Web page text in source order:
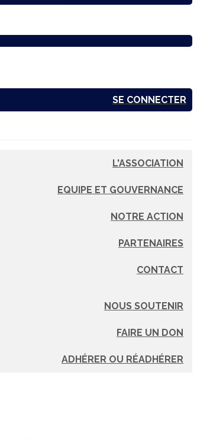
SE CONNECTER
L'ASSOCIATION
EQUIPE ET GOUVERNANCE
NOTRE ACTION
PARTENAIRES
CONTACT
NOUS SOUTENIR
FAIRE UN DON
ADHÉRER OU RÉADHÉRER